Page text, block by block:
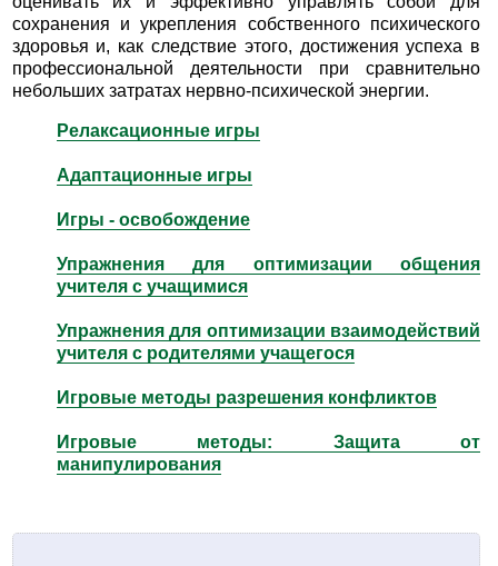
сохранения и укрепления собственного психического
здоровья и, как следствие этого, достижения успеха в
профессиональной деятельности при сравнительно
небольших затратах нервно-психической энергии.
Релаксационные игры
Адаптационные игры
Игры - освобождение
Упражнения для оптимизации общения
учителя с учащимися
Упражнения для оптимизации взаимодействий
учителя с родителями учащегося
Игровые методы разрешения конфликтов
Игровые методы: Защита от
манипулирования